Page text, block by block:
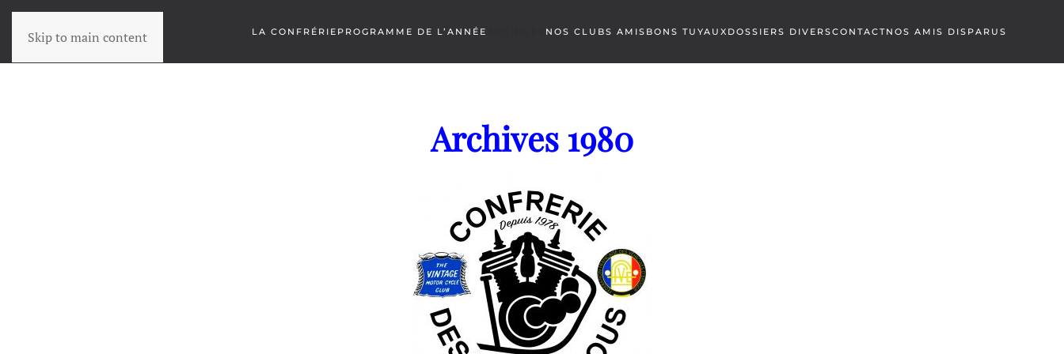
Skip to main content LA CONFRÉRIE PROGRAMME DE L’ANNÉE NOS CLUBS AMIS BONS TUYAUX DOSSIERS DIVERSCONTACTNOS AMIS DISPARUS
Archives 1980